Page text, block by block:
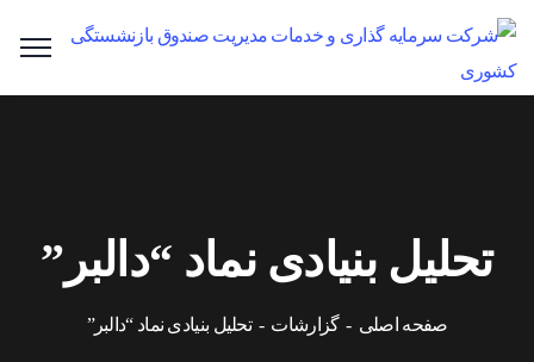
تحلیل بنیادی نماد “دالبر”
صفحه اصلی گزارشات تحلیل بنیادی نماد “دالبر”